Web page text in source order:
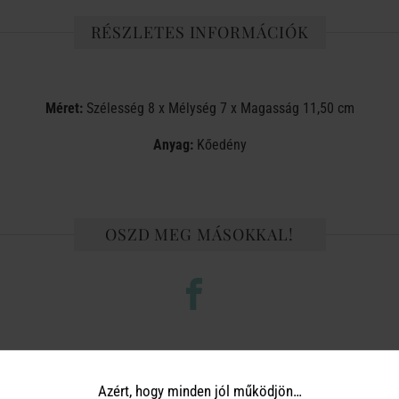
RÉSZLETES INFORMÁCIÓK
Méret:Szélesség 8 x Mélység 7 x Magasság 11,50 cm
Anyag:Kőedény
OSZD MEG MÁSOKKAL!
Azért, hogy minden jól működjön…